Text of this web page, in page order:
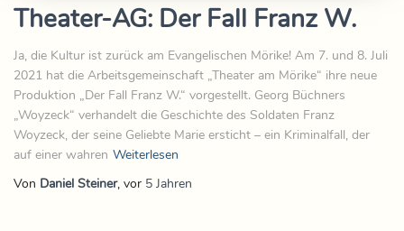
Theater-AG: Der Fall Franz W.
Ja, die Kultur ist zurück am Evangelischen Mörike! Am 7. und 8. Juli
2021 hat die Arbeitsgemeinschaft „Theater am Mörike“ ihre neue
Produktion „Der Fall Franz W.“ vorgestellt. Georg Büchners
„Woyzeck“ verhandelt die Geschichte des Soldaten Franz
Woyzeck, der seine Geliebte Marie ersticht – ein Kriminalfall, der
auf einer wahren Weiterlesen
Von Daniel Steiner, vor 5 Jahren